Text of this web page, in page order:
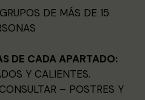
DE MÁS DE 15
DE CADA APARTADO:
Y CALIENTES.
– POSTRES Y